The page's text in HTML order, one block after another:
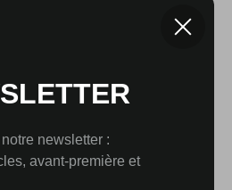
viticole du
ces villages viticoles du